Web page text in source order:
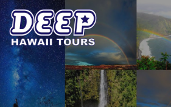
Skip
to
content
ディープ ハワイ
ツアーズ
ハワイ島のプライベー
トツアー